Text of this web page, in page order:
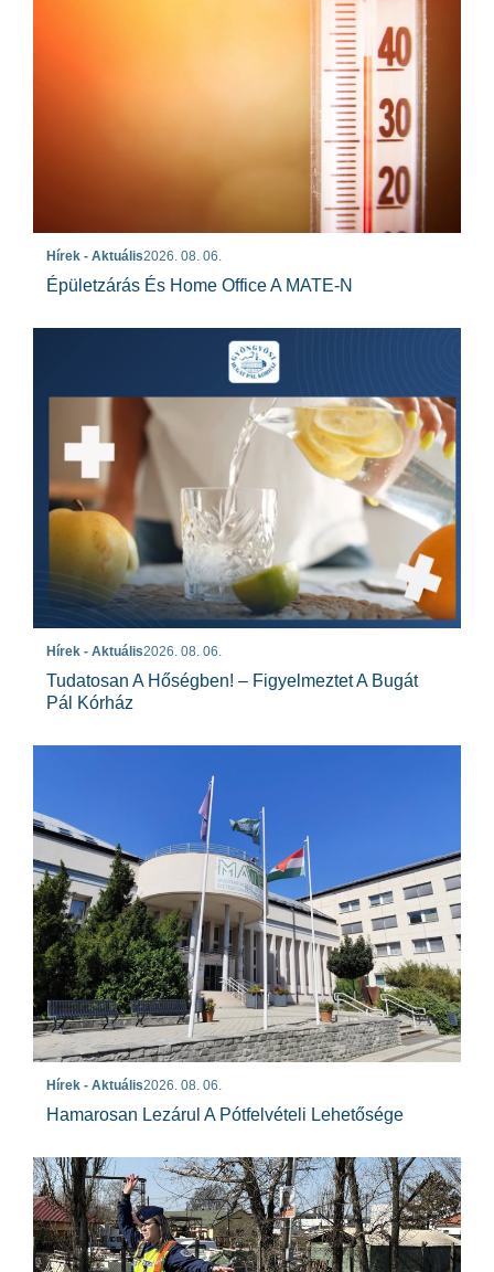
Hírek - Aktuális2026. 08. 06.
Épületzárás És Home Office A MATE-N
Hírek - Aktuális2026. 08. 06.
Tudatosan A Hőségben! – Figyelmeztet A Bugát
Pál Kórház
Hírek - Aktuális2026. 08. 06.
Hamarosan Lezárul A Pótfelvételi Lehetősége